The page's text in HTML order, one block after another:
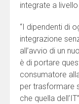
integrate a
“I dipendenti di
integrazione
all’avvio di un
è di portare
consumatore
per trasformare
che quella